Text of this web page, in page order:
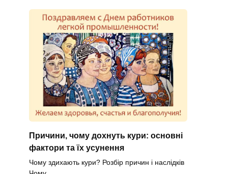
Причини, чому дохнуть кури: основні
фактори та їх усунення
Чому здихають кури? Розбір причин і наслідків